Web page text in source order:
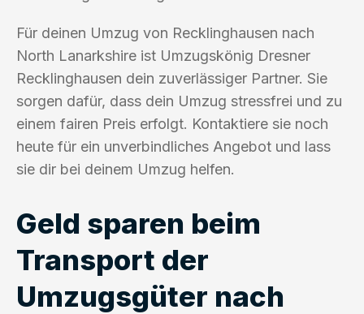
Für deinen Umzug von Recklinghausen nach
North Lanarkshire ist Umzugskönig Dresner
Recklinghausen dein zuverlässiger Partner. Sie
sorgen dafür, dass dein Umzug stressfrei und zu
einem fairen Preis erfolgt. Kontaktiere sie noch
heute für ein unverbindliches Angebot und lass
sie dir bei deinem Umzug helfen.
Geld sparen beim
Transport der
Umzugsgüter nach